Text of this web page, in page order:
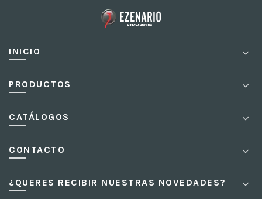
INICIO
PRODUCTOS
CATÁLOGOS
CONTACTO
¿QUERES RECIBIR NUESTRAS NOVEDADES?